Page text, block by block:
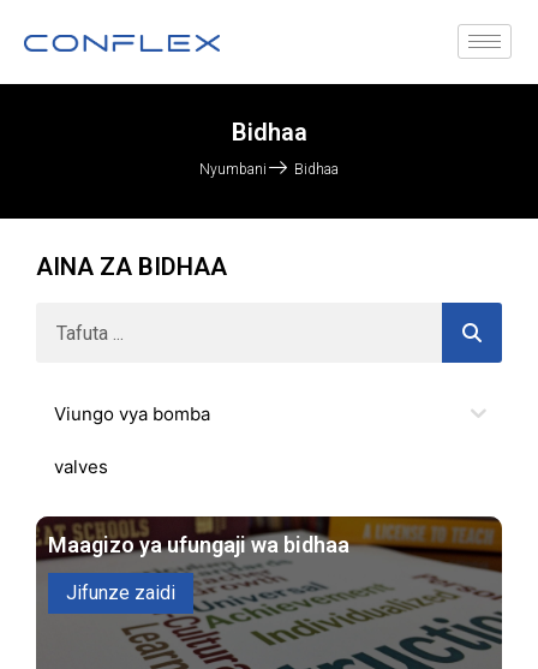
Bidhaa
Nyumbani Bidhaa
AINA ZA BIDHAA
Viungo vya bomba
valves
Maagizo ya ufungaji wa bidhaa
Jifunze zaidi